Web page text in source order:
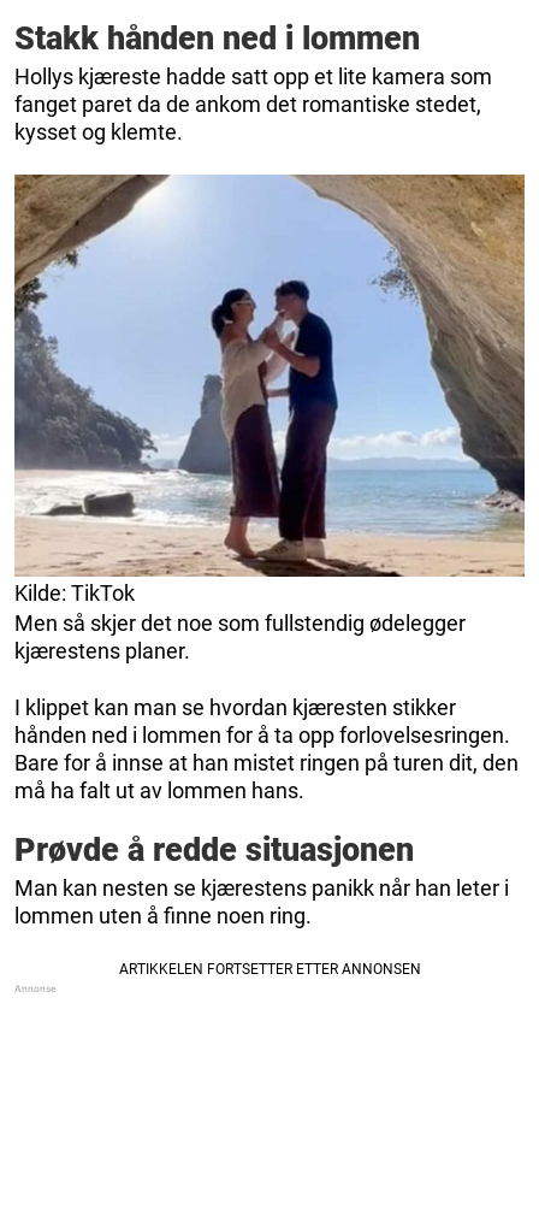
Stakk hånden ned i lommen
Hollys kjæreste hadde satt opp et lite kamera som
fanget paret da de ankom det romantiske stedet,
kysset og klemte.
Kilde: TikTok
Men så skjer det noe som fullstendig ødelegger
kjærestens planer.
I klippet kan man se hvordan kjæresten stikker
hånden ned i lommen for å ta opp forlovelsesringen.
Bare for å innse at han mistet ringen på turen dit, den
må ha falt ut av lommen hans.
Prøvde å redde situasjonen
Man kan nesten se kjærestens panikk når han leter i
lommen uten å finne noen ring.